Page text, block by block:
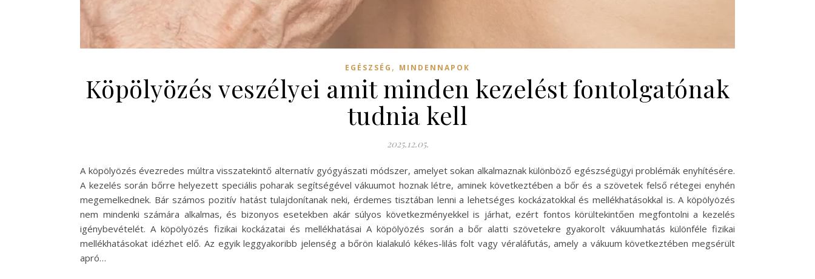
EGÉSZSÉG , MINDENNAPOK
Köpölyözés veszélyei amit minden kezelést fontolgatónak
tudnia kell
2025.12.05.
A köpölyözés évezredes múltra visszatekintő alternatív gyógyászati módszer, amelyet sokan alkalmaznak különböző egészségügyi problémák enyhítésére.
A kezelés során bőrre helyezett speciális poharak segítségével vákuumot hoznak létre, aminek következtében a bőr és a szövetek felső rétegei enyhén
megemelkednek. Bár számos pozitív hatást tulajdonítanak neki, érdemes tisztában lenni a lehetséges kockázatokkal és mellékhatásokkal is. A köpölyözés
nem mindenki számára alkalmas, és bizonyos esetekben akár súlyos következményekkel is járhat, ezért fontos körültekintően megfontolni a kezelés
igénybevételét. A köpölyözés fizikai kockázatai és mellékhatásai A köpölyözés során a bőr alatti szövetekre gyakorolt vákuumhatás különféle fizikai
mellékhatásokat idézhet elő. Az egyik leggyakoribb jelenség a bőrön kialakuló kékes-lilás folt vagy véraláfutás, amely a vákuum következtében megsérült
apró…